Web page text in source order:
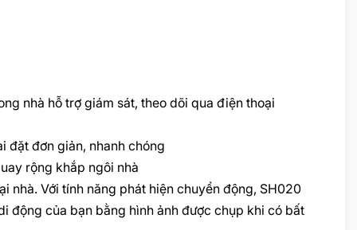
nhà hỗ trợ giám sát, theo dõi qua điện thoại
đặt đơn giản, nhanh chóng
rộng khắp ngôi nhà
Với tính năng phát hiện chuyển động, SH020
động của bạn bằng hình ảnh được chụp khi có bất